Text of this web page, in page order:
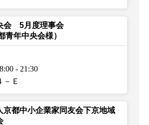
会 5月度理事会
青年中央会様）
- 21:30
－Ｅ
京都中小企業家同友会下京地域